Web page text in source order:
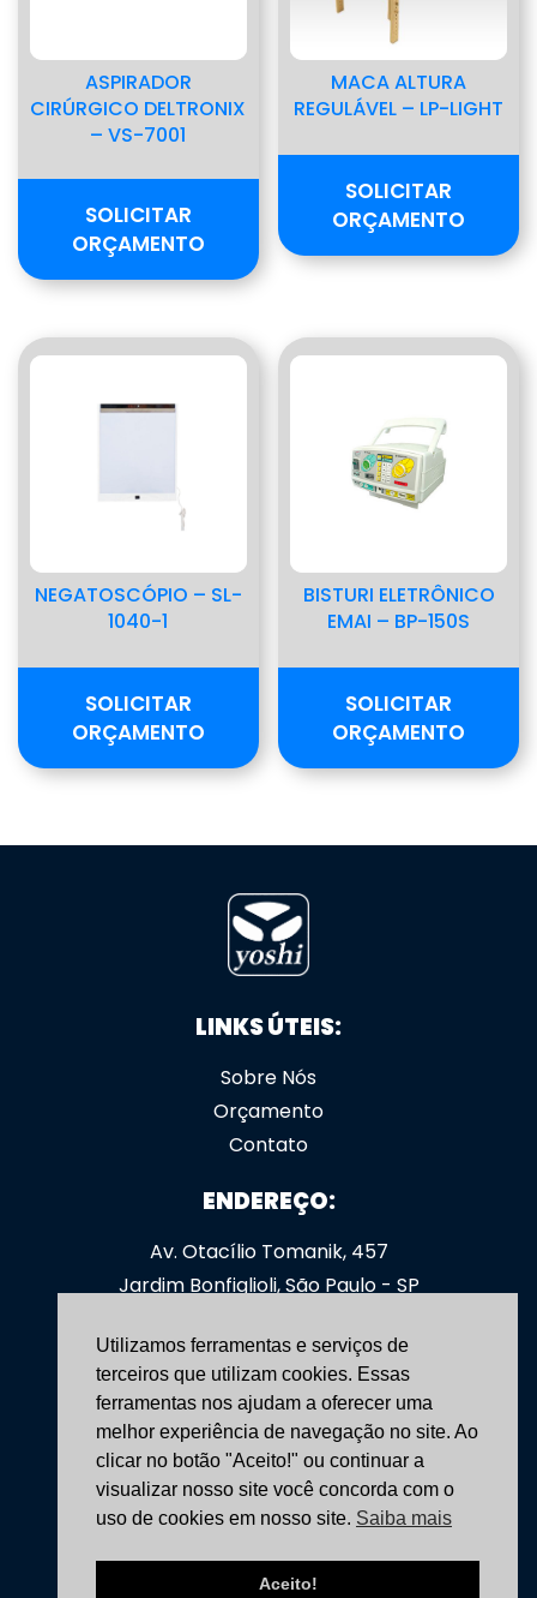
ASPIRADOR
CIRÚRGICO DELTRONIX
– VS-7001
SOLICITAR
ORÇAMENTO
MACA ALTURA
REGULÁVEL – LP-LIGHT
SOLICITAR
ORÇAMENTO
NEGATOSCÓPIO – SL-
1040-1
SOLICITAR
ORÇAMENTO
BISTURI ELETRÔNICO
EMAI – BP-150S
SOLICITAR
ORÇAMENTO
LINKS ÚTEIS:
Sobre Nós
Orçamento
Contato
ENDEREÇO:
Av. Otacílio Tomanik, 457
Jardim Bonfiglioli, São Paulo - SP
SIGA-NOS:
yoshimoveis
CONTATO:
(11) 3531-4166
+55 (11) 96758-7736
Utilizamos ferramentas e serviços de
terceiros que utilizam cookies. Essas
ferramentas nos ajudam a oferecer uma
melhor experiência de navegação no site. Ao
clicar no botão "Aceito!" ou continuar a
visualizar nosso site você concorda com o
uso de cookies em nosso site. Saiba mais
Aceito!